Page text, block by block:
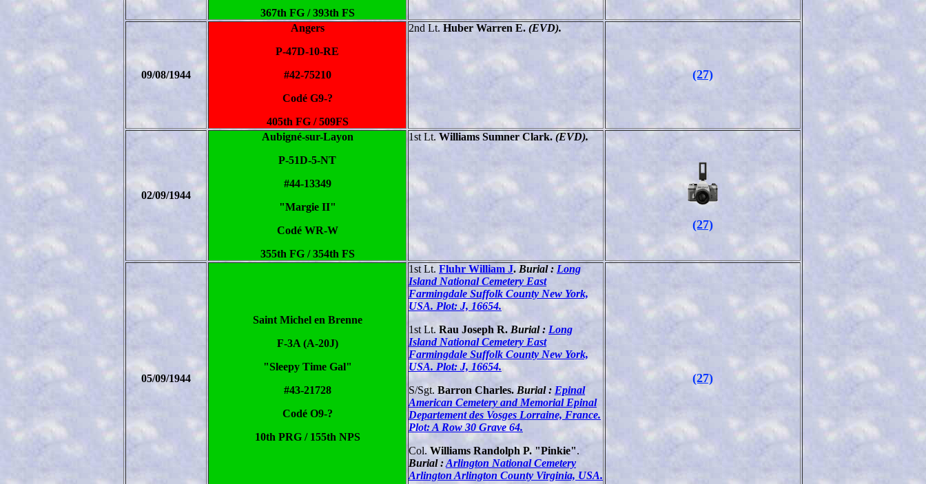
367th FG / 393th FS
09/08/1944
Angers
P-47D-10-RE
#42-75210
Codé G9-?
405th FG / 509FS
2nd Lt. Huber Warren E. (EVD).
(27)
02/09/1944
Aubigné-sur-Layon
P-51D-5-NT
#44-13349
"Margie II"
Codé WR-W
355th FG / 354th FS
1st Lt. Williams Sumner Clark. (EVD).
(27)
05/09/1944
Saint Michel en Brenne
F-3A (A-20J)
"Sleepy Time Gal"
#43-21728
Codé O9-?
10th PRG / 155th NPS
1st Lt. Fluhr William J. Burial : Long
Island National Cemetery East
Farmingdale Suffolk County New York,
USA. Plot: J, 16654.
1st Lt. Rau Joseph R. Burial : Long
Island National Cemetery East
Farmingdale Suffolk County New York,
USA. Plot: J, 16654.
S/Sgt. Barron Charles. Burial : Epinal
American Cemetery and Memorial Epinal
Departement des Vosges Lorraine, France.
Plot: A Row 30 Grave 64.
Col. Williams Randolph P. "Pinkie".
Burial :Arlington National Cemetery
Arlington Arlington County Virginia, USA.
(27)